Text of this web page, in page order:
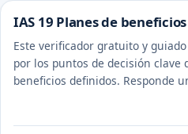
IAS 19 Planes de
Este verificador gratuito y
por los puntos de decisión clave
beneficios definidos. Responde